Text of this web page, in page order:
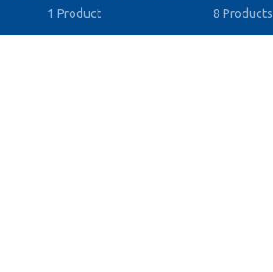
1 Product
8 Products